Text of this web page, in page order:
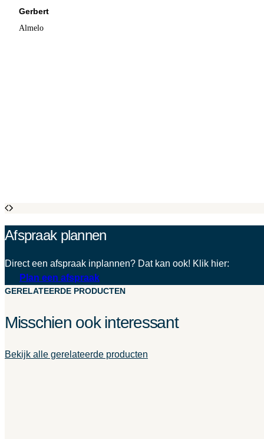
Gerbert
Almelo
Afspraak plannen
Direct een afspraak inplannen? Dat kan ook! Klik hier:
Plan een afspraak
GERELATEERDE PRODUCTEN
Misschien ook interessant
Bekijk alle gerelateerde producten